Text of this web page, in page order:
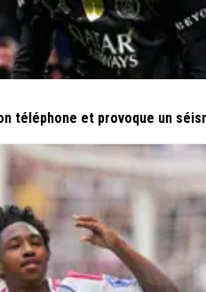
téléphone et provoque un